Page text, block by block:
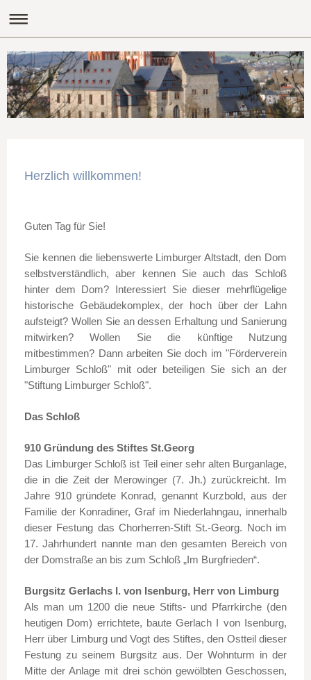
Herzlich willkommen!
Guten Tag für Sie!
Sie kennen die liebenswerte Limburger Altstadt, den Dom
selbstverständlich, aber kennen Sie auch das Schloß
hinter dem Dom? Interessiert Sie dieser mehrflügelige
historische Gebäudekomplex, der hoch über der Lahn
aufsteigt? Wollen Sie an dessen Erhaltung und Sanierung
mitwirken? Wollen Sie die künftige Nutzung
mitbestimmen? Dann arbeiten Sie doch im "Förderverein
Limburger Schloß" mit oder beteiligen Sie sich an der
"Stiftung Limburger Schloß".
Das Schloß
910 Gründung des Stiftes St.Georg
Das Limburger Schloß ist Teil einer sehr alten Burganlage,
die in die Zeit der Merowinger (7. Jh.) zurückreicht. Im
Jahre 910 gründete Konrad, genannt Kurzbold, aus der
Familie der Konradiner, Graf im Niederlahngau, innerhalb
dieser Festung das Chorherren-Stift St.-Georg. Noch im
17. Jahrhundert nannte man den gesamten Bereich von
der Domstraße an bis zum Schloß „Im Burgfrieden“.
Burgsitz Gerlachs I. von Isenburg, Herr von Limburg
Als man um 1200 die neue Stifts- und Pfarrkirche (den
heutigen Dom) errichtete, baute Gerlach I von Isenburg,
Herr über Limburg und Vogt des Stiftes, den Ostteil dieser
Festung zu seinem Burgsitz aus. Der Wohnturm in der
Mitte der Anlage mit drei schön gewölbten Geschossen,